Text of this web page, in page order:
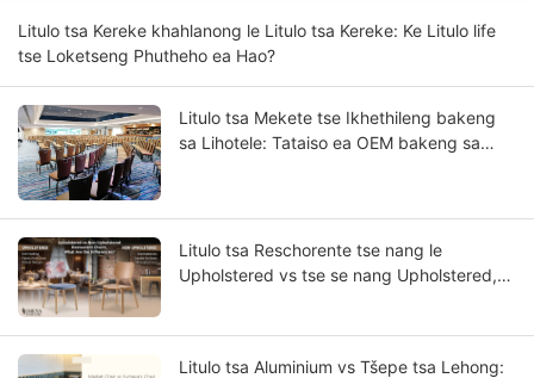
Litulo tsa Kereke khahlanong le Litulo tsa Kereke: Ke Litulo life
tse Loketseng Phutheho ea Hao?
Litulo tsa Mekete tse Ikhethileng bakeng
sa Lihotele: Tataiso ea OEM bakeng sa
Litulo tsa Reschorente tse nang le
Upholstered vs tse se nang Upholstered,
Litulo tsa Aluminium vs Tšepe tsa Lehong: